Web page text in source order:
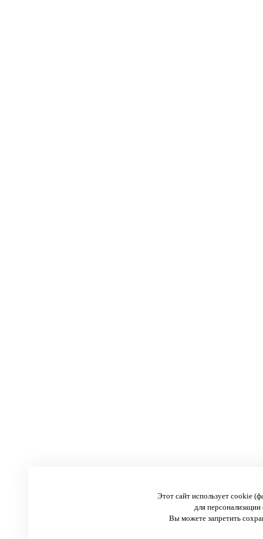
Этот сайт использует cookie
для персонализации
Вы можете запретить